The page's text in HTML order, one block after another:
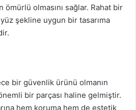
ömürlü olmasını sağlar. Rahat bir
şekline uygun bir tasarıma
bir güvenlik ürünü olmanın
bir parçası haline gelmiştir.
hem koruma hem de estetik